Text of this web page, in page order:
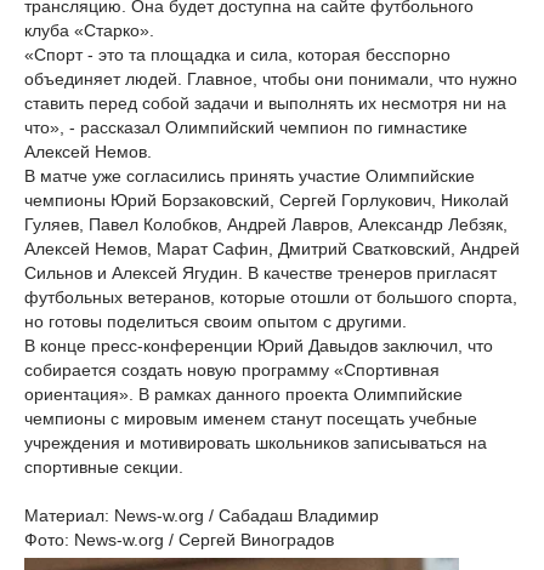
трансляцию. Она будет доступна на сайте футбольного
клуба «Старко».
«Спорт - это та площадка и сила, которая бесспорно
объединяет людей. Главное, чтобы они понимали, что нужно
ставить перед собой задачи и выполнять их несмотря ни на
что», - рассказал Олимпийский чемпион по гимнастике
Алексей Немов.
В матче уже согласились принять участие Олимпийские
чемпионы Юрий Борзаковский, Сергей Горлукович, Николай
Гуляев, Павел Колобков, Андрей Лавров, Александр Лебзяк,
Алексей Немов, Марат Сафин, Дмитрий Сватковский, Андрей
Сильнов и Алексей Ягудин. В качестве тренеров пригласят
футбольных ветеранов, которые отошли от большого спорта,
но готовы поделиться своим опытом с другими.
В конце пресс-конференции Юрий Давыдов заключил, что
собирается создать новую программу «Спортивная
ориентация». В рамках данного проекта Олимпийские
чемпионы с мировым именем станут посещать учебные
учреждения и мотивировать школьников записываться на
спортивные секции.
Материал: News-w.org / Сабадаш Владимир
Фото: News-w.org / Сергей Виноградов